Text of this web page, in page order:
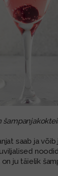
saab ja
ju täielik